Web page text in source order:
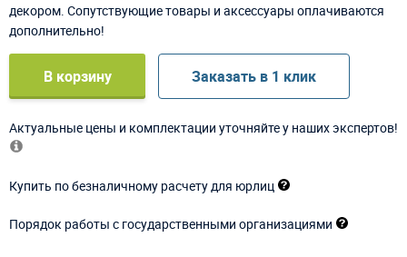
декором. Сопутствующие товары и аксессуары оплачиваются
дополнительно!
В корзину Заказать в 1 клик
Актуальные цены и комплектации уточняйте у наших экспертов!
Купить по безналичному расчету для юрлиц
Порядок работы с государственными организациями